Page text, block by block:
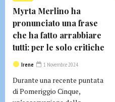
Myrta Merlino ha
pronunciato una frase
che ha fatto arrabbiare
tutti: per le solo critiche
Irene 1 Novembre 2024
Durante una recente puntata
di Pomeriggio Cinque,